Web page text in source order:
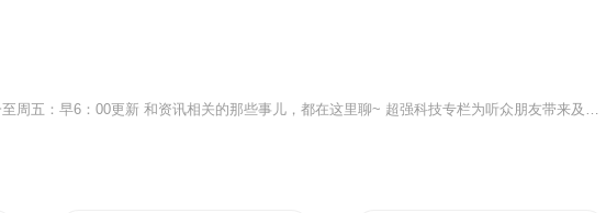
欢迎订阅本专栏 每周一至周五：早6：00更新 和资讯相关的那些事儿，都在这里聊~ 超强科技专栏为听众朋友带来及时、专业的财经资讯，操作建议，满足广大投资朋友对专业知识和金融信息的需求，同时满足听众互动交流和体验分享的需求。 投资有风险，入市需谨慎。 超强科技专栏提供的免费策略仅供参考，请自行承担风险。 任何建议与分析，都是我们从最客观角度作出 点开我简单而又常见的技术面解析，一个多空思路，你却不知道每一个思路和给出的单子都是每一次缜密而又精确的计算结果，你也不会知道每一个单子喊出去时候那种压迫感，对你而言也许就是有一个多单或者空单，对我而言一个单子是实力是信任还有希望更是一种责任。